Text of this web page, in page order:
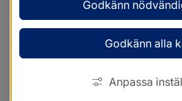
Godkänn
Godkänn alla
Anpassa